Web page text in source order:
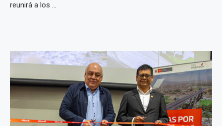
reunirá a los ...